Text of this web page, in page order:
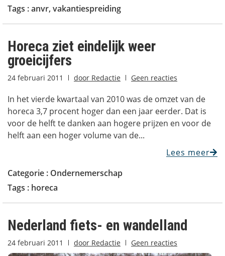
Tags :anvr, vakantiespreiding
Horeca ziet eindelijk weer
groeicijfers
24 februari 2011 door Redactie Geen reacties
In het vierde kwartaal van 2010 was de omzet van de
horeca 3,7 procent hoger dan een jaar eerder. Dat is
voor de helft te danken aan hogere prijzen en voor de
helft aan een hoger volume van de...
Lees meer
Categorie : Ondernemerschap
Tags : horeca
Nederland fiets- en wandelland
24 februari 2011 door Redactie Geen reacties